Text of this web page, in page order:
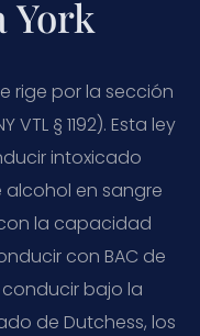
York
rige por la sección
VTL § 1192). Esta ley
intoxicado
en sangre
la capacidad
con BAC de
conducir bajo la
de Dutchess, los